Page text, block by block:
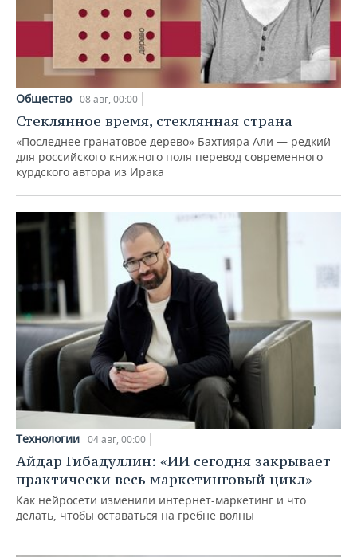
Общество 08 авг, 00:00
Стеклянное время, стеклянная страна
«Последнее гранатовое дерево» Бахтияра Али — редкий
для российского книжного поля перевод современного
курдского автора из Ирака
Технологии 04 авг, 00:00
Айдар Гибадуллин: «ИИ сегодня закрывает
практически весь маркетинговый цикл»
Как нейросети изменили интернет-маркетинг и что
делать, чтобы оставаться на гребне волны